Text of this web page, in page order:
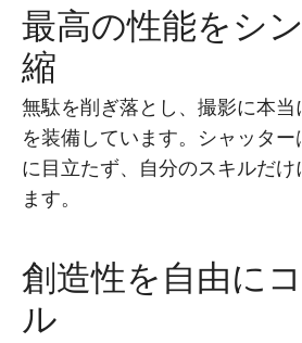
最高の性能をシ
縮
無駄を削ぎ落とし、撮影に本
を装備しています。シャッタ
に目立たず、自分のスキルだけ
ます。
創造性を自由に
ル